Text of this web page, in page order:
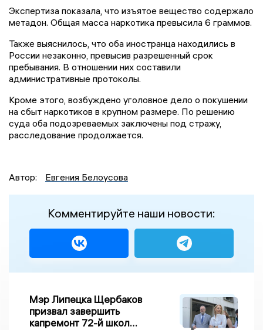
Экспертиза показала, что изъятое вещество содержало
метадон. Общая масса наркотика превысила 6 граммов.
Также выяснилось, что оба иностранца находились в
России незаконно, превысив разрешенный срок
пребывания. В отношении них составили
административные протоколы.
Кроме этого, возбуждено уголовное дело о покушении
на сбыт наркотиков в крупном размере. По решению
суда оба подозреваемых заключены под стражу,
расследование продолжается.
Автор: Евгения Белоусова
Комментируйте наши новости:
Мэр Липецка Щербаков
призвал завершить
капремонт 72-й школы